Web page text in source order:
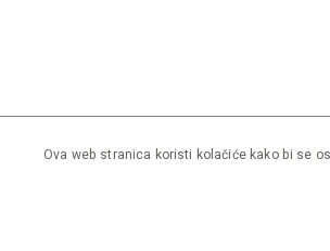
Ova web stranica koristi kolačiće kako bi se